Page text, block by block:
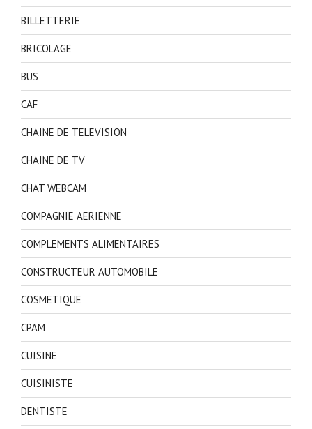
BILLETTERIE
BRICOLAGE
BUS
CAF
CHAINE DE TELEVISION
CHAINE DE TV
CHAT WEBCAM
COMPAGNIE AERIENNE
COMPLEMENTS ALIMENTAIRES
CONSTRUCTEUR AUTOMOBILE
COSMETIQUE
CPAM
CUISINE
CUISINISTE
DENTISTE